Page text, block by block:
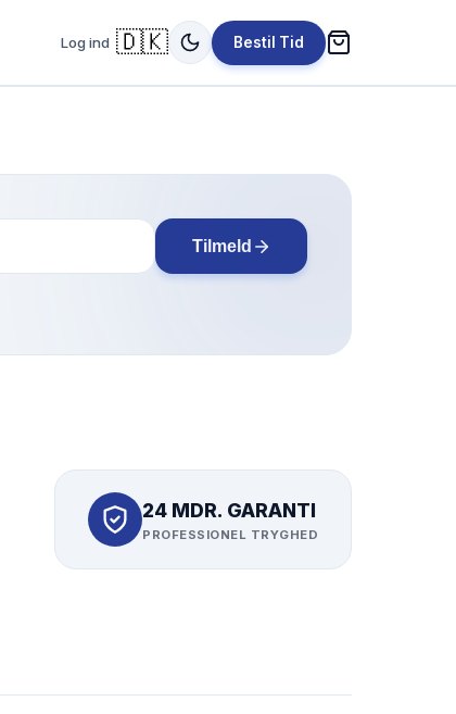
Log ind 🇩🇰 Bestil Tid
Tilmeld
24 MDR. GARANTI
PROFESSIONEL TRYGHED